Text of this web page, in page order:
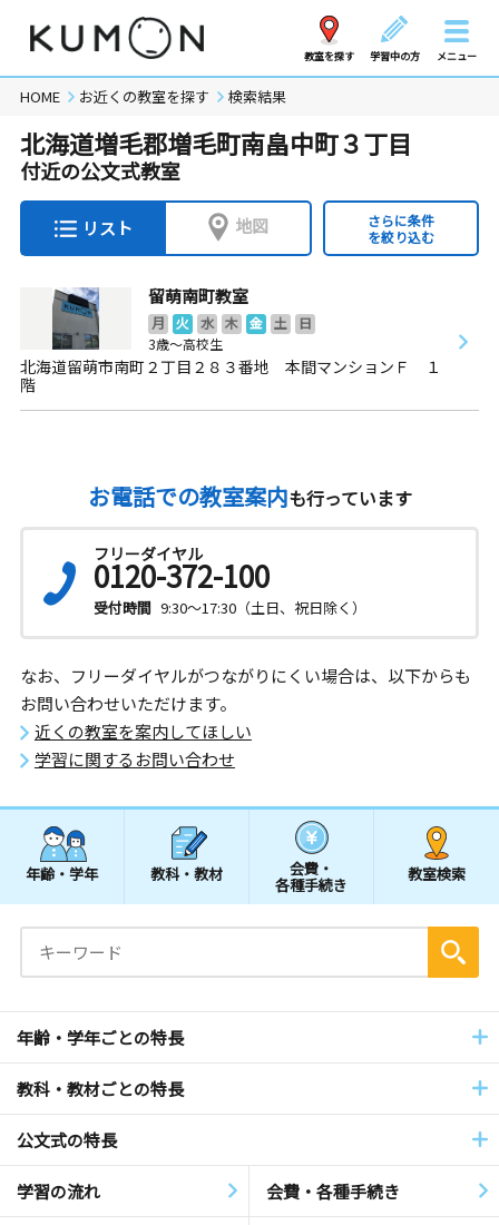
教室を探す 学習中の方 メニュー
HOME お近くの教室を探す 検索結果
北海道増毛郡増毛町南畠中町３丁目
付近の公文式教室
リスト 地図
さらに条件
を絞り込む
留萌南町教室
月 火 水 木 金 土
日
3歳～高校生
北海道留萌市南町２丁目２８３番地 本間マンションＦ １
階
お電話での教室案内も行っています
フリーダイヤル
0120-372-100
受付時間 9:30～17:30（土日、祝日除く）
なお、フリーダイヤルがつながりにくい場合は、以下からも
お問い合わせいただけます。
近くの教室を案内してほしい
学習に関するお問い合わせ
年齢・学年 教科・教材 会費・
各種手続き
教室検索
年齢・学年ごとの特長
教科・教材ごとの特長
公文式の特長
学習の流れ 会費・各種手続き